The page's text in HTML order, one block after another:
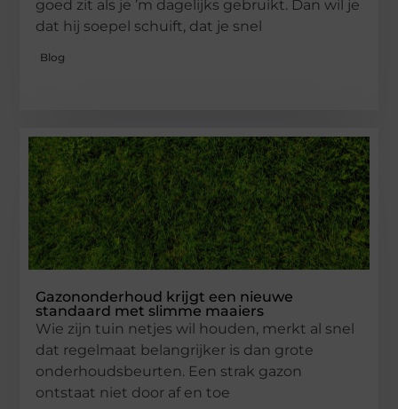
goed zit als je ’m dagelijks gebruikt. Dan wil je
dat hij soepel schuift, dat je snel
Blog
Gazononderhoud krijgt een nieuwe
standaard met slimme maaiers
Wie zijn tuin netjes wil houden, merkt al snel
dat regelmaat belangrijker is dan grote
onderhoudsbeurten. Een strak gazon
ontstaat niet door af en toe